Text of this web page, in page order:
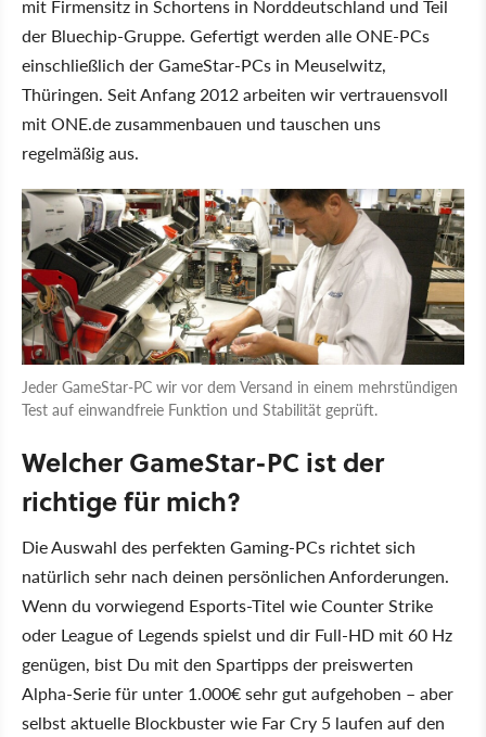
mit Firmensitz in Schortens in Norddeutschland und Teil
der Bluechip-Gruppe. Gefertigt werden alle ONE-PCs
einschließlich der GameStar-PCs in Meuselwitz,
Thüringen. Seit Anfang 2012 arbeiten wir vertrauensvoll
mit ONE.de zusammenbauen und tauschen uns
regelmäßig aus.
Jeder GameStar-PC wir vor dem Versand in einem mehrstündigen
Test auf einwandfreie Funktion und Stabilität geprüft.
Welcher GameStar-PC ist der
richtige für mich?
Die Auswahl des perfekten Gaming-PCs richtet sich
natürlich sehr nach deinen persönlichen Anforderungen.
Wenn du vorwiegend Esports-Titel wie Counter Strike
oder League of Legends spielst und dir Full-HD mit 60 Hz
genügen, bist Du mit den Spartipps der preiswerten
Alpha-Serie für unter 1.000€ sehr gut aufgehoben – aber
selbst aktuelle Blockbuster wie Far Cry 5 laufen auf den